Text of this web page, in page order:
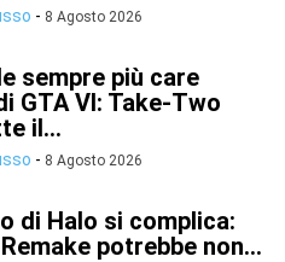
- 8 Agosto 2026
sempre più care
GTA VI: Take-Two
il...
- 8 Agosto 2026
di Halo si complica:
potrebbe non...